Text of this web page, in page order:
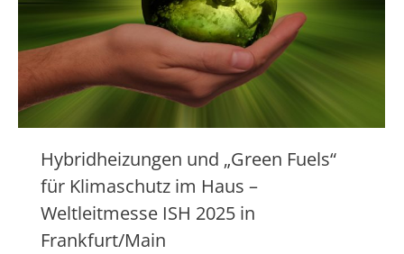
Hybridheizungen und „Green Fuels“
für Klimaschutz im Haus –
Weltleitmesse ISH 2025 in
Frankfurt/Main